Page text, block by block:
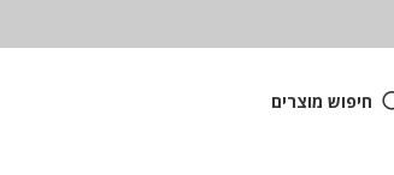
חיפוש מוצרים